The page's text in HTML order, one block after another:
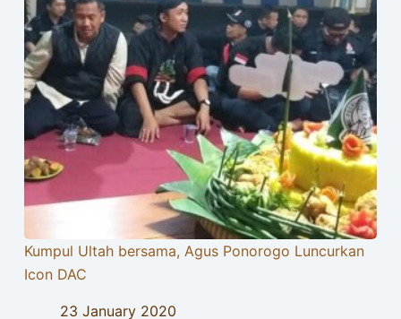
Kumpul Ultah bersama, Agus Ponorogo Luncurkan
Icon DAC
23 January 2020